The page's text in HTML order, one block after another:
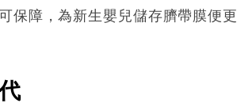
保障，為新生嬰兒儲存臍帶膜便更